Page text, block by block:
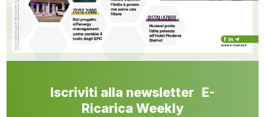
Iscriviti alla newsletter E-
Ricarica Weekly